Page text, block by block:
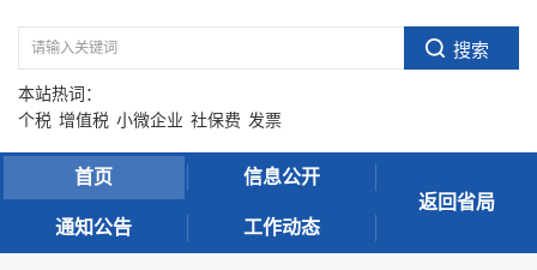
本站热词：
个税 增值税 小微企业 社保费 发票
首页 信息公开
通知公告 工作动态
返回省局